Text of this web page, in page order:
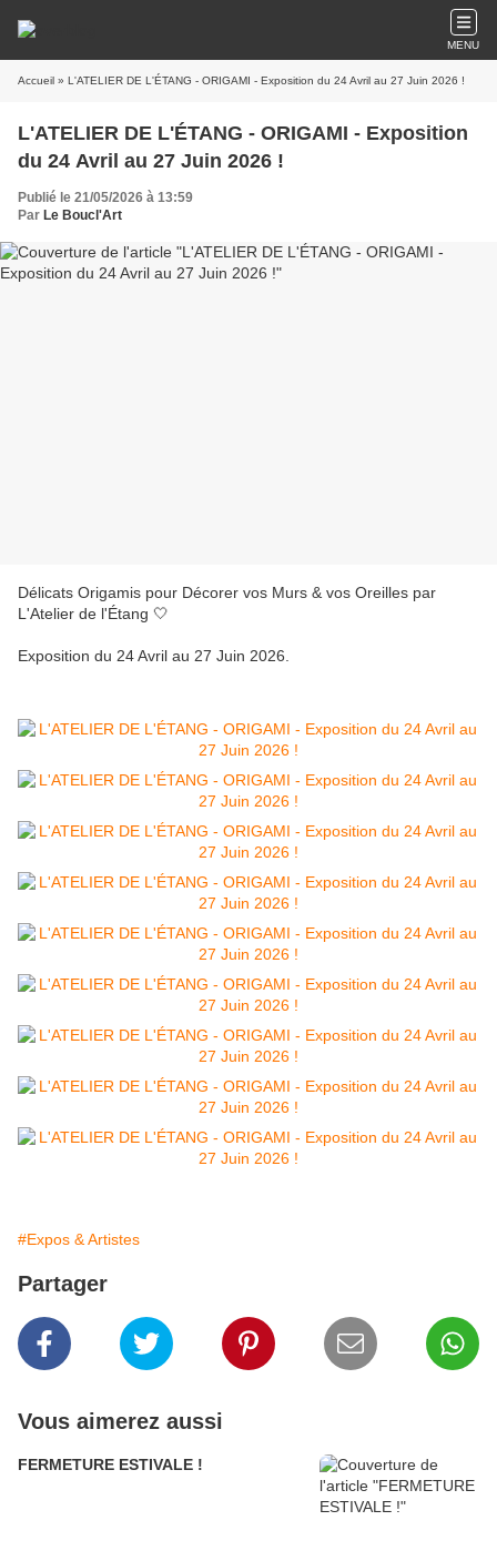
MENU
Accueil » L'ATELIER DE L'ÉTANG - ORIGAMI - Exposition du 24 Avril au 27 Juin 2026 !
L'ATELIER DE L'ÉTANG - ORIGAMI - Exposition
du 24 Avril au 27 Juin 2026 !
Publié le 21/05/2026 à 13:59
Par Le Boucl'Art
Délicats Origamis pour Décorer vos Murs & vos Oreilles par
L'Atelier de l'Étang 🤍
Exposition du 24 Avril au 27 Juin 2026.
#Expos & Artistes
Partager
Vous aimerez aussi
FERMETURE ESTIVALE !